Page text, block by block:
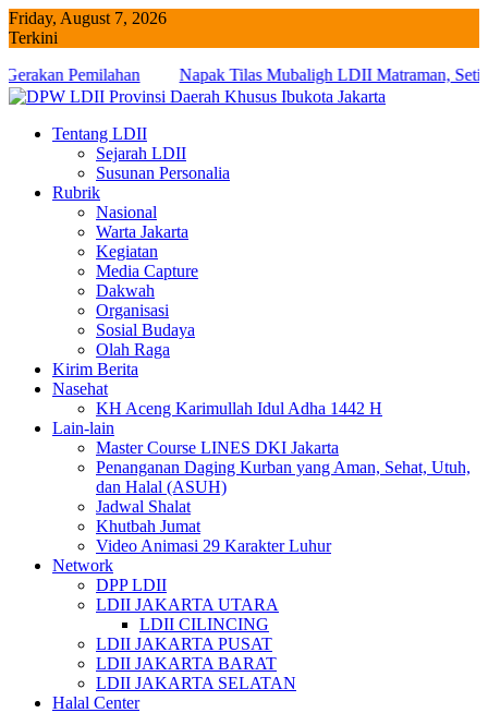
Skip
to
Friday, August 7, 2026
Terkini
Napak Tilas Mubaligh LDII Matraman, Setia Budi dan Tebet
Perkuat Wawasan Dakwah serta Ukhuwah
Tentang LDII
Sejarah LDII
Susunan Personalia
Rubrik
Nasional
Warta Jakarta
Kegiatan
Media Capture
Dakwah
Organisasi
Sosial Budaya
Olah Raga
Kirim Berita
Nasehat
KH Aceng Karimullah Idul Adha 1442 H
Lain-lain
Master Course LINES DKI Jakarta
Penanganan Daging Kurban yang Aman, Sehat, Utuh,
dan Halal (ASUH)
Jadwal Shalat
Khutbah Jumat
Video Animasi 29 Karakter Luhur
Network
DPP LDII
LDII JAKARTA UTARA
LDII CILINCING
LDII JAKARTA PUSAT
LDII JAKARTA BARAT
LDII JAKARTA SELATAN
Halal Center